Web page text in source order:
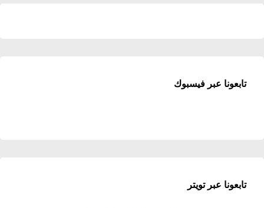
تابعونا عبر فيسبوك
تابعونا عبر تويتر